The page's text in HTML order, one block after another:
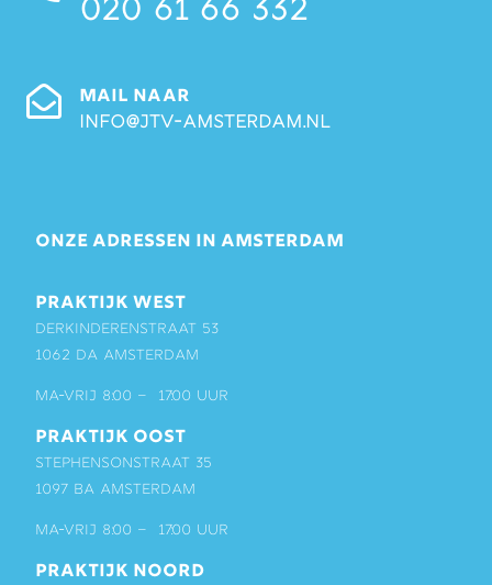
020 61 66 332
MAIL NAAR
info@jtv-amsterdam.nl
ONZE ADRESSEN IN AMSTERDAM
PRAKTIJK WEST
Derkinderenstraat 53
1062 DA Amsterdam
ma-vrij 8:00 – 17:00 uur
PRAKTIJK OOST
Stephensonstraat 35
1097 BA Amsterdam
ma-vrij 8:00 – 17:00 uur
PRAKTIJK NOORD